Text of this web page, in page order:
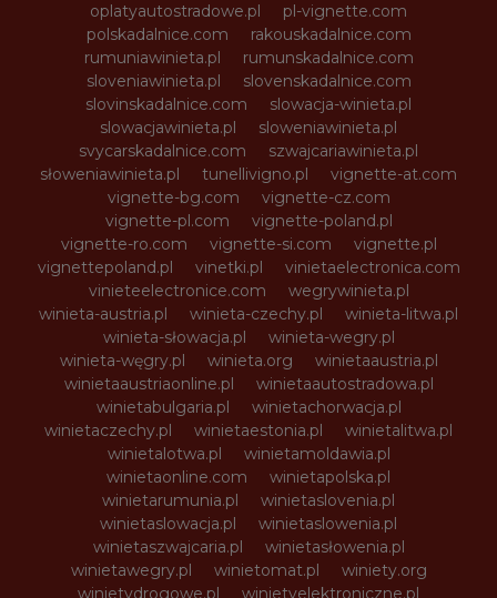
oplatyautostradowe.pl
pl-vignette.com
polskadalnice.com
rakouskadalnice.com
rumuniawinieta.pl
rumunskadalnice.com
sloveniawinieta.pl
slovenskadalnice.com
slovinskadalnice.com
slowacja-winieta.pl
slowacjawinieta.pl
sloweniawinieta.pl
svycarskadalnice.com
szwajcariawinieta.pl
słoweniawinieta.pl
tunellivigno.pl
vignette-at.com
vignette-bg.com
vignette-cz.com
vignette-pl.com
vignette-poland.pl
vignette-ro.com
vignette-si.com
vignette.pl
vignettepoland.pl
vinetki.pl
vinietaelectronica.com
vinieteelectronice.com
wegrywinieta.pl
winieta-austria.pl
winieta-czechy.pl
winieta-litwa.pl
winieta-słowacja.pl
winieta-wegry.pl
winieta-węgry.pl
winieta.org
winietaaustria.pl
winietaaustriaonline.pl
winietaautostradowa.pl
winietabulgaria.pl
winietachorwacja.pl
winietaczechy.pl
winietaestonia.pl
winietalitwa.pl
winietalotwa.pl
winietamoldawia.pl
winietaonline.com
winietapolska.pl
winietarumunia.pl
winietaslovenia.pl
winietaslowacja.pl
winietaslowenia.pl
winietaszwajcaria.pl
winietasłowenia.pl
winietawegry.pl
winietomat.pl
winiety.org
winietydrogowe.pl
winietyelektroniczne.pl